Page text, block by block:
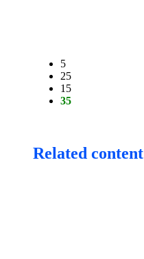
5
25
15
35
Related content